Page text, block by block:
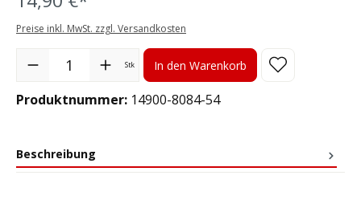
Preise inkl. MwSt. zzgl. Versandkosten
Produkt Anzahl: Gib den gewünschten Wert ein oder benutze
Stk In den Warenkorb
Produktnummer: 14900-8084-54
Beschreibung